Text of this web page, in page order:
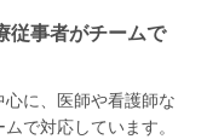
従事者がチームで
に、医師や看護師な
で対応しています。